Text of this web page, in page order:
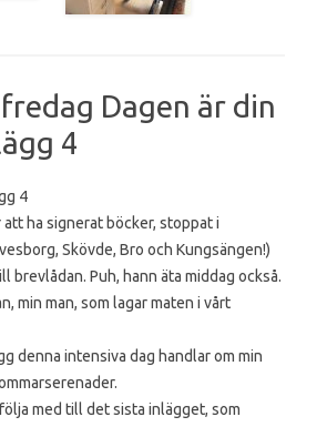
Dagen är din
4
4
ha signerat böcker, stoppat i
Skövde, Bro och Kungsängen!)
brevlådan. Puh, hann äta middag också.
min man, som lagar maten i vårt
denna intensiva dag handlar om min
med till det sista inlägget, som